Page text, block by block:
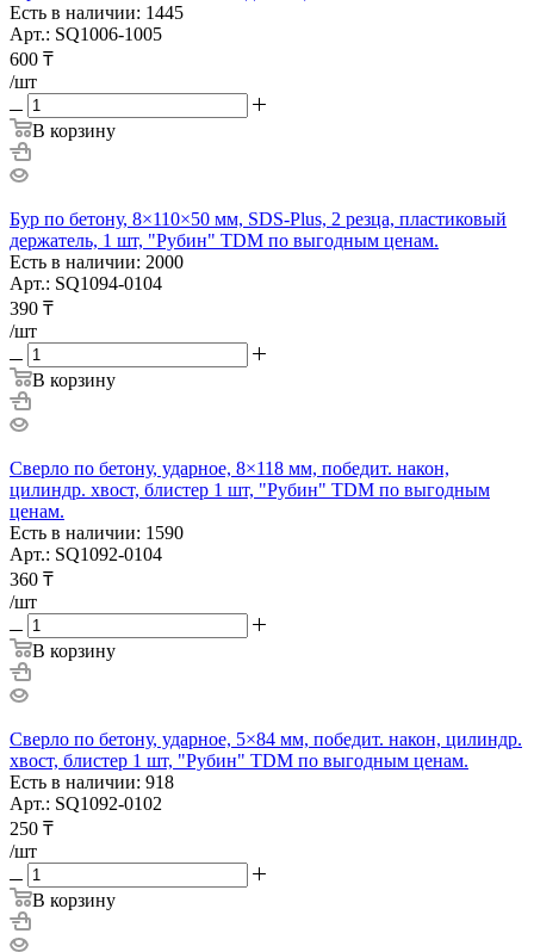
Есть в наличии: 1445
Арт.: SQ1006-1005
600 ₸
/шт
В корзину
Бур по бетону, 8×110×50 мм, SDS-Plus, 2 резца, пластиковый
держатель, 1 шт, "Рубин" TDM по выгодным ценам.
Есть в наличии: 2000
Арт.: SQ1094-0104
390 ₸
/шт
В корзину
Сверло по бетону, ударное, 8×118 мм, победит. након,
цилиндр. хвост, блистер 1 шт, "Рубин" TDM по выгодным
ценам.
Есть в наличии: 1590
Арт.: SQ1092-0104
360 ₸
/шт
В корзину
Сверло по бетону, ударное, 5×84 мм, победит. након, цилиндр.
хвост, блистер 1 шт, "Рубин" TDM по выгодным ценам.
Есть в наличии: 918
Арт.: SQ1092-0102
250 ₸
/шт
В корзину